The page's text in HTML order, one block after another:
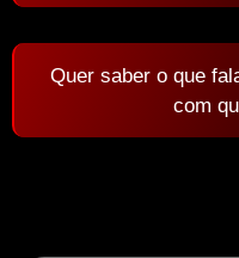
Quer saber o que
com